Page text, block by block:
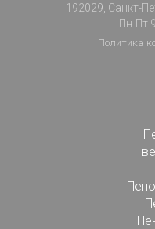
192029, Санкт-
Пн-Пт
Политика